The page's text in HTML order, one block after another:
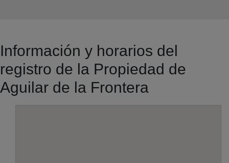
Información y horarios del
registro de la Propiedad de
Aguilar de la Frontera